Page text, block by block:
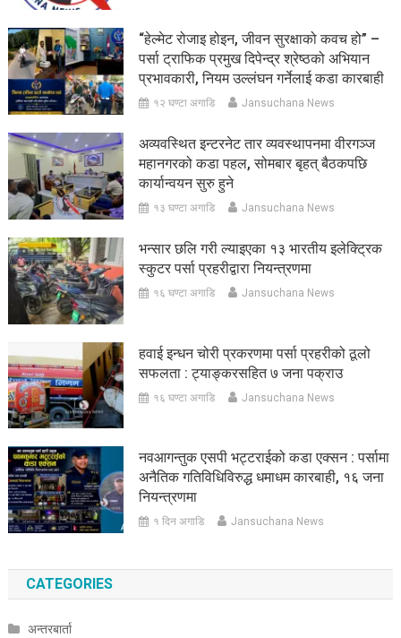
“हेल्मेट रोजाइ होइन, जीवन सुरक्षाको कवच हो” –
पर्सा ट्राफिक प्रमुख दिपेन्द्र श्रेष्ठको अभियान
प्रभावकारी, नियम उल्लंघन गर्नेलाई कडा कारबाही
१२ घण्टा अगाडि Jansuchana News
अव्यवस्थित इन्टरनेट तार व्यवस्थापनमा वीरगञ्ज
महानगरको कडा पहल, सोमबार बृहत् बैठकपछि
कार्यान्वयन सुरु हुने
१३ घण्टा अगाडि Jansuchana News
भन्सार छलि गरी ल्याइएका १३ भारतीय इलेक्ट्रिक
स्कुटर पर्सा प्रहरीद्वारा नियन्त्रणमा
१६ घण्टा अगाडि Jansuchana News
हवाई इन्धन चोरी प्रकरणमा पर्सा प्रहरीको ठूलो
सफलता : ट्याङ्करसहित ७ जना पक्राउ
१६ घण्टा अगाडि Jansuchana News
नवआगन्तुक एसपी भट्टराईको कडा एक्सन : पर्सामा
अनैतिक गतिविधिविरुद्ध धमाधम कारबाही, १६ जना
नियन्त्रणमा
१ दिन अगाडि Jansuchana News
CATEGORIES
अन्तरबार्ता